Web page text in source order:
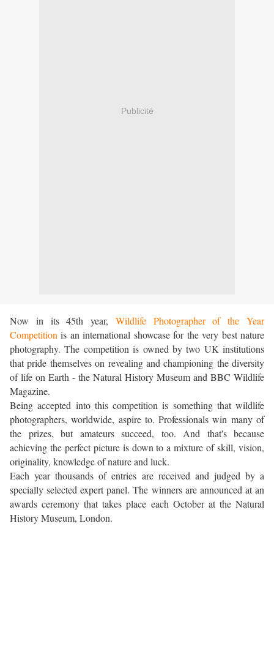
Publicité
Now in its 45th year, Wildlife Photographer of the Year
Competition is an international showcase for the very best nature
photography. The competition is owned by two UK institutions
that pride themselves on revealing and championing the diversity
of life on Earth - the Natural History Museum and BBC Wildlife
Magazine.
Being accepted into this competition is something that wildlife
photographers, worldwide, aspire to. Professionals win many of
the prizes, but amateurs succeed, too. And that's because
achieving the perfect picture is down to a mixture of skill, vision,
originality, knowledge of nature and luck.
Each year thousands of entries are received and judged by a
specially selected expert panel. The winners are announced at an
awards ceremony that takes place each October at the Natural
History Museum, London.